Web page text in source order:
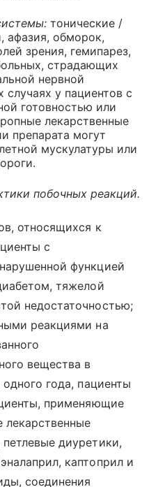
тонические /
афазия, обморок,
зрения, гемипарез,
страдающих
нервной
у пациентов с
готовностью или
лекарственные
препарата могут
мускулатуры или
побочных реакций.
относящихся к
с
функцией
тяжелой
недостаточностью;
реакциями на
вещества в
года, пациенты
применяющие
лекарственные
диуретики,
каптоприл и
соединения